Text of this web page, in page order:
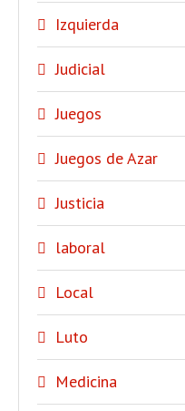
Izquierda
Judicial
Juegos
Juegos de Azar
Justicia
laboral
Local
Luto
Medicina